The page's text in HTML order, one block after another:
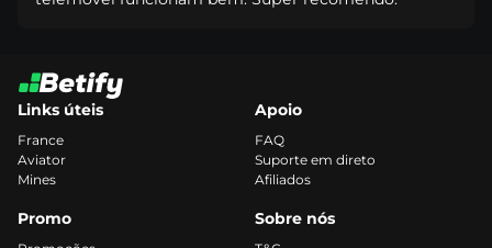
Links úteis
France
Aviator
Mines
Apoio
FAQ
Suporte em direto
Afiliados
Promo Sobre nós